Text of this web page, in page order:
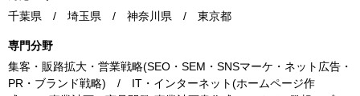
千葉県 / 埼玉県 / 神奈川県 / 東京都
専門分野
集客・販路拡大・営業戦略(SEO・SEM・SNSマーケ・ネット広告・
PR・ブランド戦略) / IT・インターネット(ホームページ作